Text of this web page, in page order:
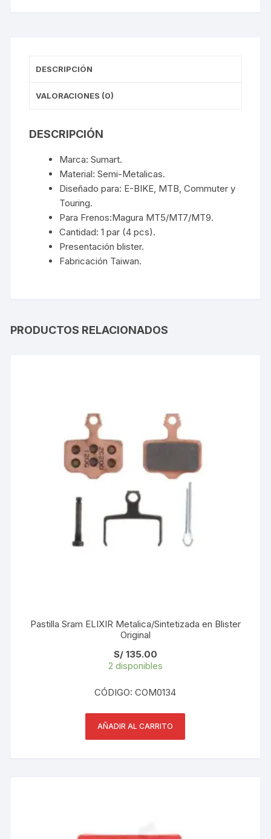
DESCRIPCIÓN
VALORACIONES (0)
DESCRIPCIÓN
Marca: Sumart.
Material: Semi-Metalicas.
Diseñado para: E-BIKE, MTB, Commuter y
Touring.
Para Frenos:Magura MT5/MT7/MT9.
Cantidad: 1 par (4 pcs).
Presentación blister.
Fabricación Taiwan.
PRODUCTOS RELACIONADOS
Pastilla Sram ELIXIR Metalica/Sintetizada en Blister
Original
S/135.00
2 disponibles
CÓDIGO: COM0134
AÑADIR AL CARRITO